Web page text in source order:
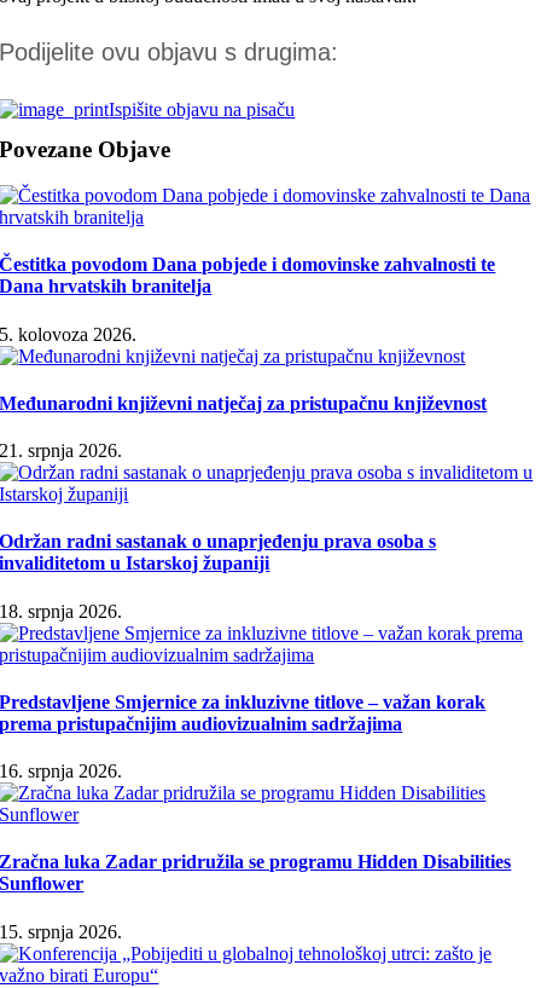
Podijelite ovu objavu s drugima:
Ispišite objavu na pisaču
Povezane Objave
Čestitka povodom Dana pobjede i domovinske zahvalnosti te
Dana hrvatskih branitelja
5. kolovoza 2026.
Međunarodni književni natječaj za pristupačnu književnost
21. srpnja 2026.
Održan radni sastanak o unaprjeđenju prava osoba s
invaliditetom u Istarskoj županiji
18. srpnja 2026.
Predstavljene Smjernice za inkluzivne titlove – važan korak
prema pristupačnijim audiovizualnim sadržajima
16. srpnja 2026.
Zračna luka Zadar pridružila se programu Hidden Disabilities
Sunflower
15. srpnja 2026.